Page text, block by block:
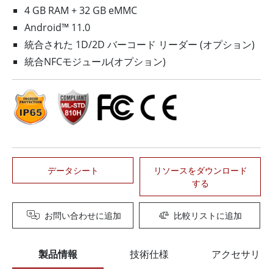
4 GB RAM + 32 GB eMMC
Android™ 11.0
統合された 1D/2D バーコード リーダー (オプション)
統合NFCモジュール(オプション)
データシート
リソースをダウンロード
する
お問い合わせに追加 比較リストに追加
製品情報 技術仕様 アクセサリー